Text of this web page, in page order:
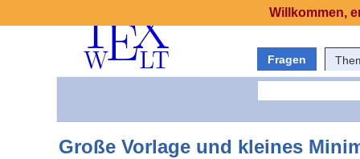
Fragen
Große Vorlage und kleines
Willkommen,